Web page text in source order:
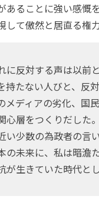
あることに強い感慨
して傲然と居直る権
に反対する声は以前
持たない人びと、反
メディアの劣化、国
心層をつくりだした
い少数の為政者の言
の未来に、私は暗澹
が生きていた時代と